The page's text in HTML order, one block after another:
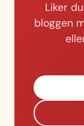
Liker
bloggen